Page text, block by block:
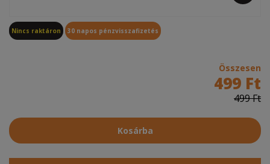
Nincs raktáron 30 napos pénzvisszafizetés
Összesen
499 Ft
499 Ft
Kosárba